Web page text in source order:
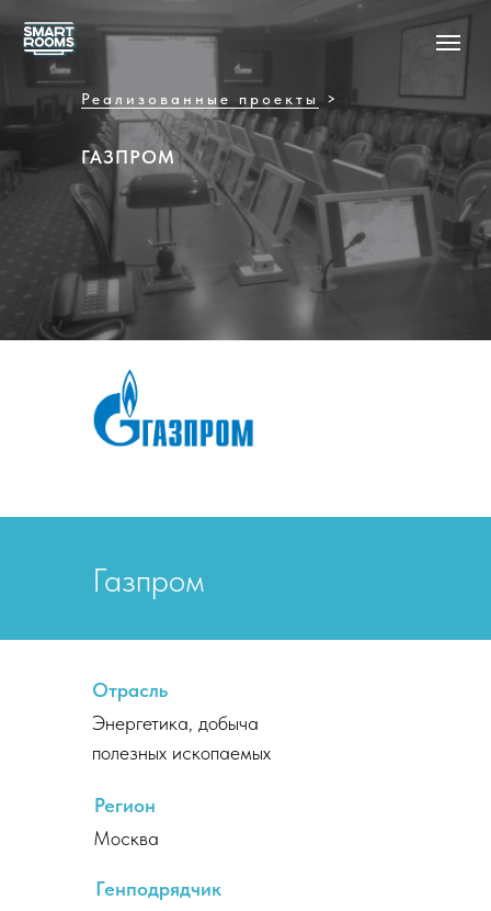
Реализованные проекты >
ГАЗПРОМ
Генподрядчик
Регион
Москва
Отрасль
Энергетика, добыча
полезных ископаемых
Газпром